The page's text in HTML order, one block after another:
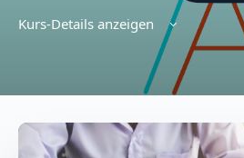
Kurs-Details anzeigen